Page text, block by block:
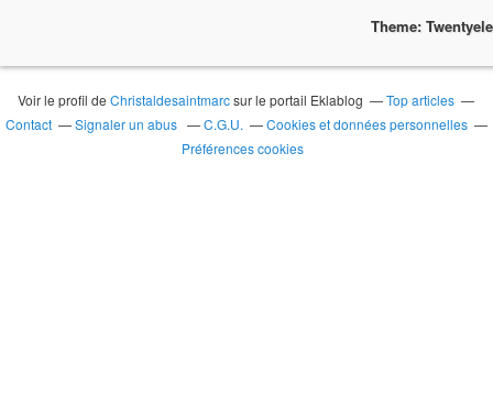
Theme:
Voir le profil deChristaldesaintmarcsur le portail Eklablog
Top articles
Contact
Signaler un abus C.G.U.
Cookies et données personnelles
Préférences cookies